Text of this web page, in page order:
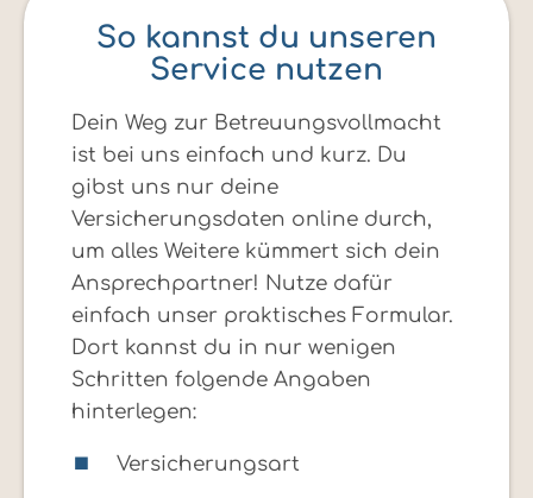
So kannst du unseren
Service nutzen
Dein Weg zur Betreuungsvollmacht
ist bei uns einfach und kurz. Du
gibst uns nur deine
Versicherungsdaten online durch,
um alles Weitere kümmert sich dein
Ansprechpartner! Nutze dafür
einfach unser praktisches Formular.
Dort kannst du in nur wenigen
Schritten folgende Angaben
hinterlegen:
Versicherungsart